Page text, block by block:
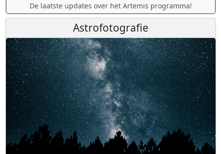
De laatste updates over het Artemis programma!
Astrofotografie